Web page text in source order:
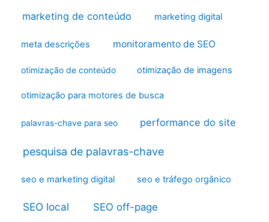
marketing de conteúdo marketing digital
meta descrições monitoramento de SEO
otimização de conteúdo otimização de imagens
otimização para motores de busca
palavras-chave para seo performance do site
pesquisa de palavras-chave
seo e marketing digital seo e tráfego orgânico
SEO local SEO off-page